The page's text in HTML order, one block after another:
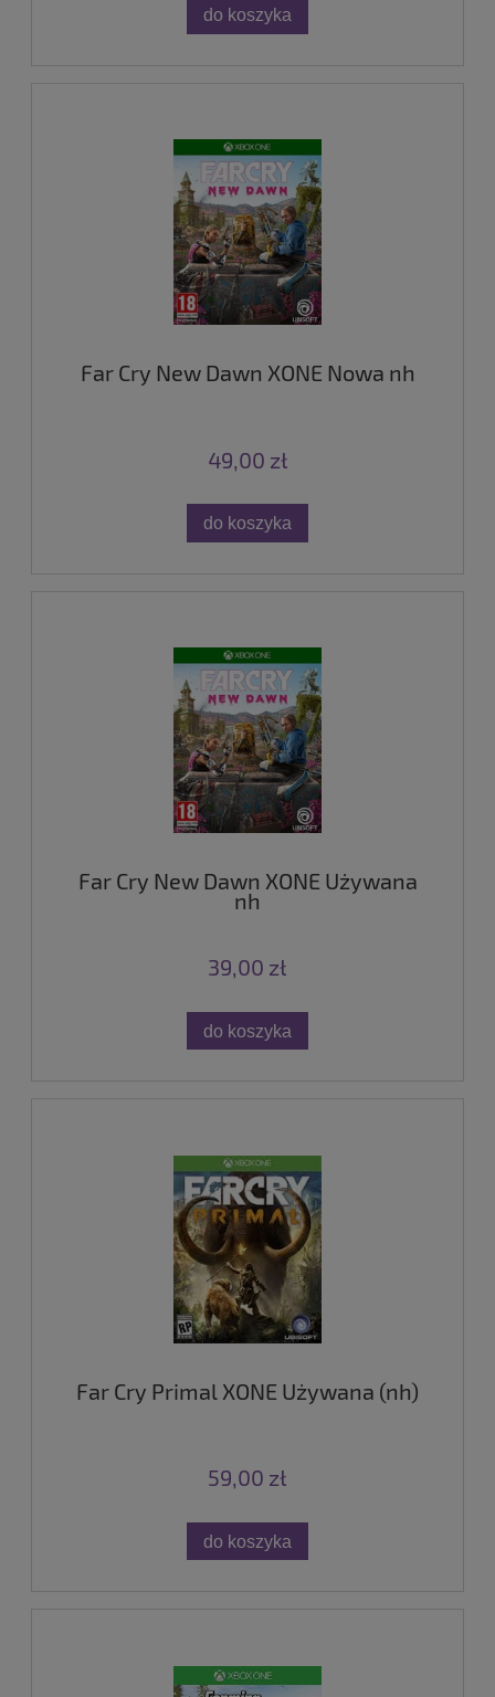
do koszyka
Far Cry New Dawn XONE Nowa nh
49,00 zł
do koszyka
Far Cry New Dawn XONE Używana
nh
39,00 zł
do koszyka
Far Cry Primal XONE Używana (nh)
59,00 zł
do koszyka